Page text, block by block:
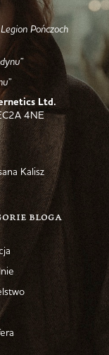
Pończoch
Ltd.
4NE
Kalisz
bloga